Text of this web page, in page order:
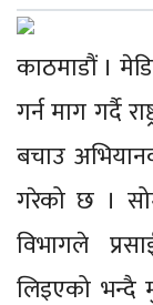
काठमाडौं ।
गर्न माग गर्दै
बचाउ
गरेको छ ।
विभागले
लिइएको भन्दै